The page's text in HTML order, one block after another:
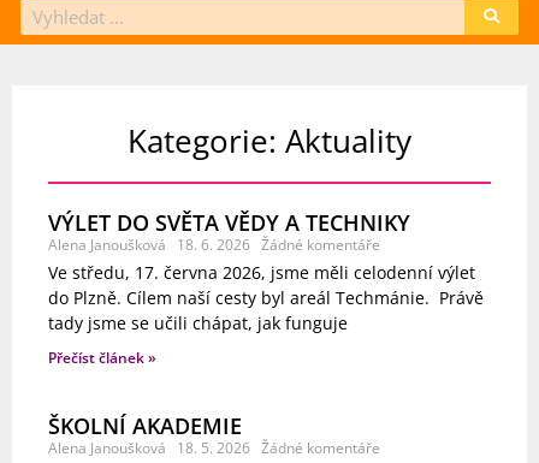
Kategorie: Aktuality
VÝLET DO SVĚTA VĚDY A TECHNIKY
Alena Janoušková 18. 6. 2026 Žádné komentáře
Ve středu, 17. června 2026, jsme měli celodenní výlet
do Plzně. Cílem naší cesty byl areál Techmánie. Právě
tady jsme se učili chápat, jak funguje
Přečíst článek »
ŠKOLNÍ AKADEMIE
Alena Janoušková 18. 5. 2026 Žádné komentáře